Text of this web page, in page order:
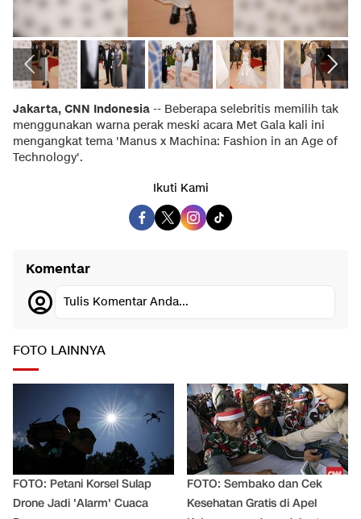
Jakarta, CNN Indonesia -- Beberapa selebritis memilih tak
menggunakan warna perak meski acara Met Gala kali ini
mengangkat tema 'Manus x Machina: Fashion in an Age of
Technology'.
Ikuti Kami
Komentar
Tulis Komentar Anda...
FOTO LAINNYA
FOTO: Petani Korsel Sulap
Drone Jadi 'Alarm' Cuaca
FOTO: Sembako dan Cek
Kesehatan Gratis di Apel